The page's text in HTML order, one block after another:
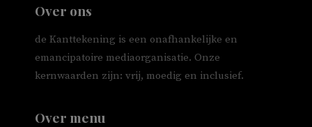
Over ons
de Kanttekening is een onafhankelijke en
emancipatoire mediaorganisatie. Onze
kernwaarden zijn: vrij, moedig en inclusief.
Over menu